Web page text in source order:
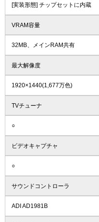
[実装形態] チップセットに内蔵
VRAM容量
32MB、メインRAM共有
最大解像度
1920×1440(1,677万色)
TVチューナ
○
ビデオキャプチャ
○
サウンドコントローラ
ADI AD1981B